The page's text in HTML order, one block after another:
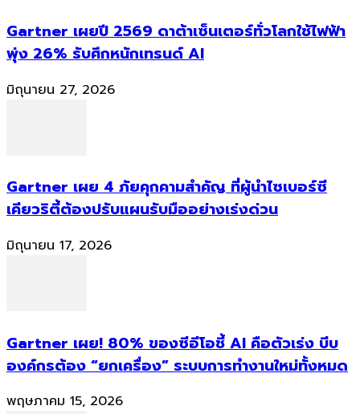
Gartner เผยปี 2569 ดาต้าเซ็นเตอร์ทั่วโลกใช้ไฟฟ้า
พุ่ง 26% รับศึกหนักเทรนด์ AI
มิถุนายน 27, 2026
Gartner เผย 4 ภัยคุกคามสำคัญ ที่ผู้นำไซเบอร์ซี
เคียวริตี้ต้องปรับแผนรับมืออย่างเร่งด่วน
มิถุนายน 17, 2026
Gartner เผย! 80% ของซีอีโอชี้ AI คือตัวเร่ง บีบ
องค์กรต้อง “ยกเครื่อง” ระบบการทำงานใหม่ทั้งหมด
พฤษภาคม 15, 2026